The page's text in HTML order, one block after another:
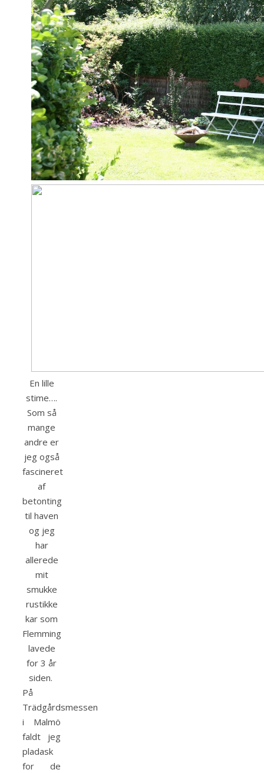
En lille
stime….
Som så
mange
andre er
jeg også
fascineret
af
betonting
til haven
og jeg
har
allerede
mit
smukke
rustikke
kar som
Flemming
lavede
for 3 år
siden.
På
Trädgårdsmessen
i Malmö
faldt jeg
pladask
for de